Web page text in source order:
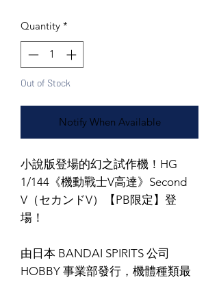
Quantity *
Out of Stock
Notify When Available
小說版登場的幻之試作機！HG
1/144《機動戰士V高達》Second
V（セカンドV）【PB限定】登
場！
由日本 BANDAI SPIRITS 公司
HOBBY 事業部發行，機體種類最